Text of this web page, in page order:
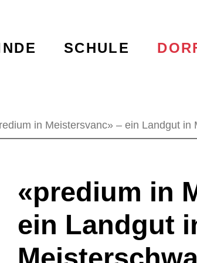
SCHULE
in Meistersvanc» – ein Landgut in
«predium in
ein Landgut